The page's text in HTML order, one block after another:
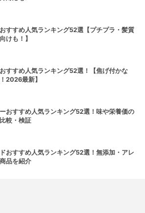
すすめ人気ランキング52選【プチプラ・髪質
けも！】
すすめ人気ランキング52選！【焦げ付かな
2026最新】
おすすめ人気ランキング52選！味や栄養価の
較・検証
おすすめ人気ランキング52選！無添加・アレ
品を紹介